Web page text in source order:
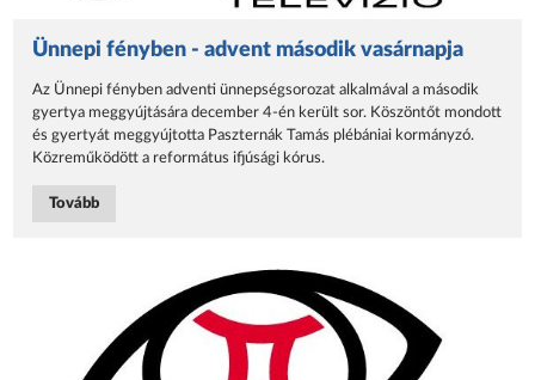
Ünnepi fényben - advent második vasárnapja
Az Ünnepi fényben adventi ünnepségsorozat alkalmával a második
gyertya meggyújtására december 4-én került sor. Köszöntőt mondott
és gyertyát meggyújtotta Paszternák Tamás plébániai kormányzó.
Közreműködött a református ifjúsági kórus.
Tovább